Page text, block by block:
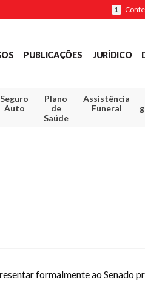
1
PUBLICAÇÕES JURÍDICO
Seguro
Auto
Plano
de
Saúde
Assistência
Funeral
formalmente ao Senado